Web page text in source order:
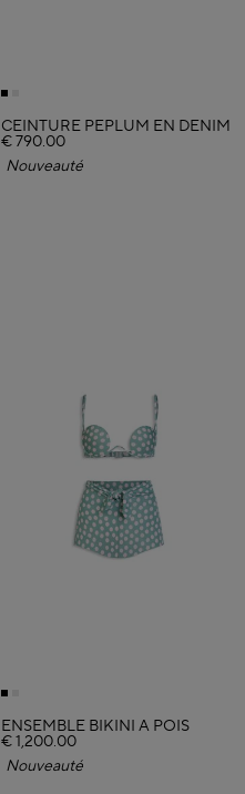
CEINTURE PÉPLUM EN DENIM
€ 790.00
Nouveauté
ENSEMBLE BIKINI À POIS
€ 1,200.00
Nouveauté